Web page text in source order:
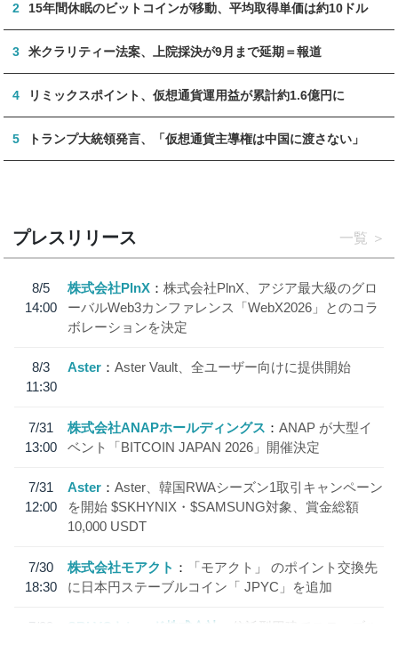
2 15年間休眠のビットコインが移動、平均取得単価は約10ドル
3 米クラリティー法案、上院採決が9月まで延期＝報道
4 リミックスポイント、仮想通貨運用益が累計約1.6億円に
5 トランプ大統領発言、「仮想通貨主導権は中国に渡さない」
プレスリリース 一覧
8/5
14:00
株式会社PlnX
株式会社PlnX、アジア最大級のグロ
ーバルWeb3カンファレンス「WebX2026」とのコラ
ボレーションを決定
8/3
11:30
Aster Aster Vault、全ユーザー向けに提供開始
7/31
13:00
株式会社ANAPホールディングス
ANAP が大型イ
ベント「BITCOIN JAPAN 2026」開催決定
7/31
12:00
Aster
Aster、韓国RWAシーズン1取引キャンペーン
を開始 $SKHYNIX・$SAMSUNG対象、賞金総額
10,000 USDT
7/30
18:30
株式会社モアクト
「モアクト」 のポイント交換先
に日本円ステーブルコイン「 JPYC」を追加
7/29
SBI VCトレード株式会社
信託型円建てステーブル